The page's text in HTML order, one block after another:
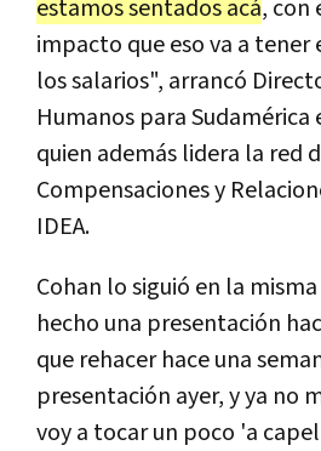
estamos sentados acá, con
impacto que eso va a tener
los salarios", arrancó
Humanos para Sudamérica
quien además lidera la red
Compensaciones y
IDEA.
Cohan lo siguió en la
hecho una presentación
que rehacer hace una
presentación ayer, y ya no
voy a tocar un poco 'a